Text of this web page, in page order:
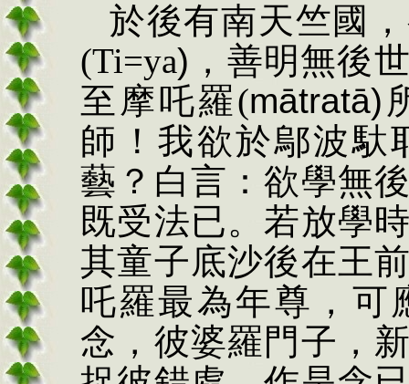
於後有南天竺國
(Ti=ya) ， 善明無後
至摩吒羅(mātratā)
師！我欲於鄔波馱
藝？白言：欲學無
既受法已。若放學
其童子底沙後在王
吒羅最為年尊，可
念，彼婆羅門子，